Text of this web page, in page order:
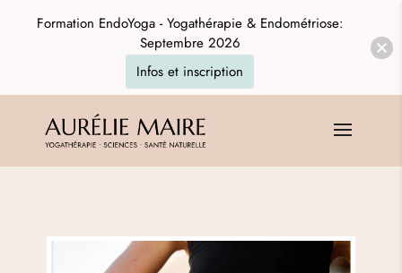
Formation EndoYoga - Yogathérapie & Endométriose:
Septembre 2026
Infos et inscription